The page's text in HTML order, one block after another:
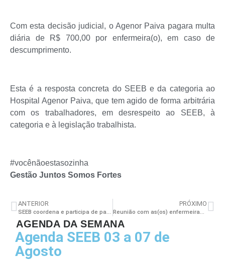
Com esta decisão judicial, o Agenor Paiva pagara multa
diária de R$ 700,00 por enfermeira(o), em caso de
descumprimento.
Esta é a resposta concreta do SEEB e da categoria ao
Hospital Agenor Paiva, que tem agido de forma arbitrária
com os trabalhadores, em desrespeito ao SEEB, à
categoria e à legislação trabalhista.
#vocênãoestasozinha
Gestão Juntos Somos Fortes
ANTERIOR
SEEB coordena e participa de paralisação dos servidores de Teixeira de Freitas
PRÓXIMO
Reunião com as(os) enfermeiras(os) do Hospital Agenor Paiva acerca do processo judicial acontecerá nessa quarta (30/01)
AGENDA DA SEMANA
Agenda SEEB 03 a 07 de
Agosto